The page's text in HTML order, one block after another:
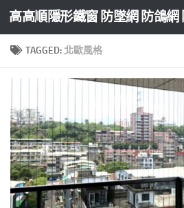
Skip to content
TAGGED: 北歐風格